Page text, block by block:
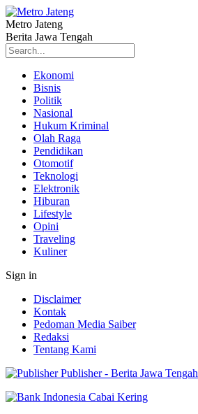
Metro Jateng
Berita Jawa Tengah
Ekonomi
Bisnis
Politik
Nasional
Hukum Kriminal
Olah Raga
Pendidikan
Otomotif
Teknologi
Elektronik
Hiburan
Lifestyle
Opini
Traveling
Kuliner
Sign in
Disclaimer
Kontak
Pedoman Media Saiber
Redaksi
Tentang Kami
Publisher - Berita Jawa Tengah